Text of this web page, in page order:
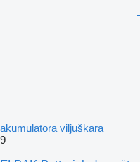
akumulatora viljuškara
9